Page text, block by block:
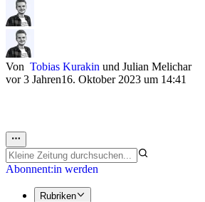
Von Tobias Kurakin und Julian Melichar
vor 3 Jahren16. Oktober 2023 um 14:41
Abonnent:in werden
Rubriken